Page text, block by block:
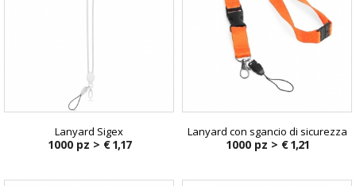
Lanyard Sigex
1000 pz > € 1,17
Lanyard con sgancio di sicurezza
1000 pz > € 1,21